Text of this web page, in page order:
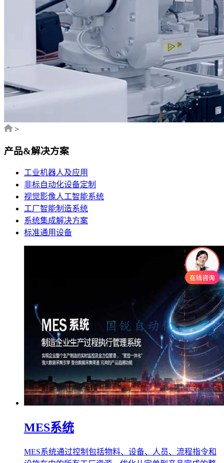
>
产品&解决方案
工业机器人及应用
非标自动化设备定制
视觉影像人工智能系统
工厂智能制造系统
系统集成解决方案
标准通用设备
MES系统
MES系统通过控制包括物料、设备、人员、流程指令和